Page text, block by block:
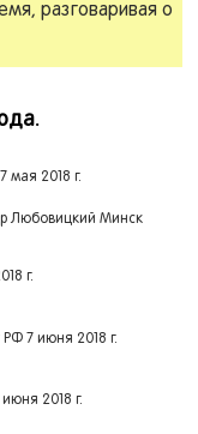
разговаривая о
мая 2018 г.
Любовицкий Минск
г.
РФ 7 июня 2018 г.
2018 г.